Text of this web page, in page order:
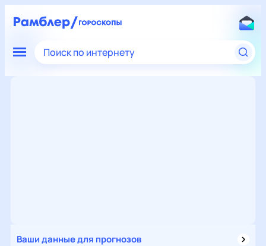
Поиск по интернету
Ваши данные для прогнозов